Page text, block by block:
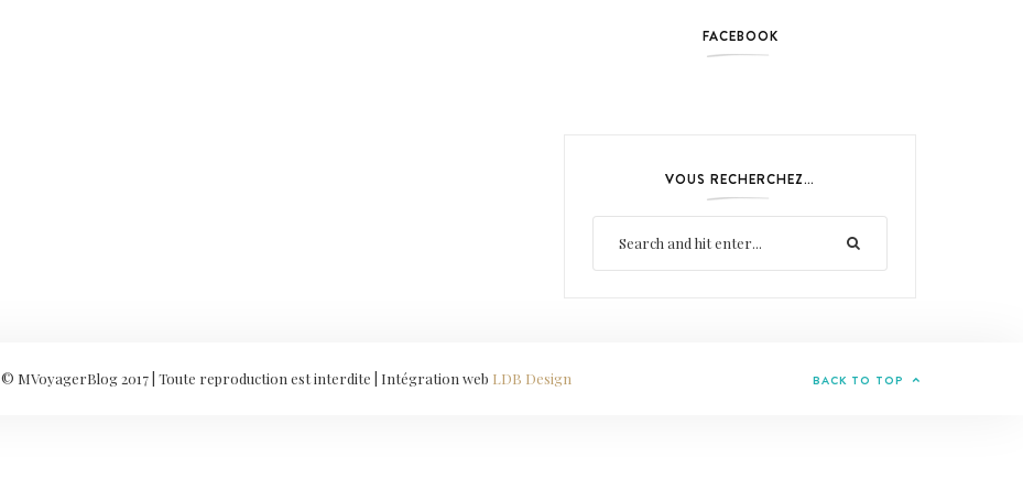
FACEBOOK
VOUS RECHERCHEZ…
© MVoyagerBlog 2017 | Toute reproduction est interdite | Intégration web LDB Design BACK TO TOP